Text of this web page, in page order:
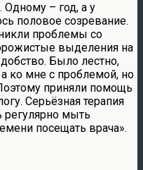
– год, а у
половое созревание.
проблемы со
выделения на
Было лестно,
ко мне с проблемой, но
приняли помощь
Серьёзная терапия
регулярно мыть
посещать врача».